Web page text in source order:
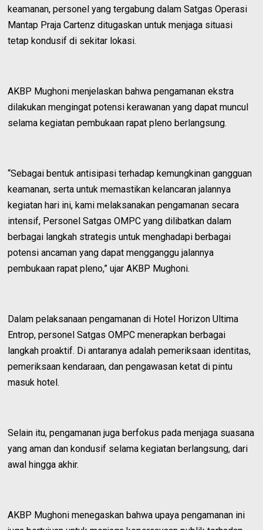
keamanan, personel yang tergabung dalam Satgas Operasi
Mantap Praja Cartenz ditugaskan untuk menjaga situasi
tetap kondusif di sekitar lokasi.
AKBP Mughoni menjelaskan bahwa pengamanan ekstra
dilakukan mengingat potensi kerawanan yang dapat muncul
selama kegiatan pembukaan rapat pleno berlangsung.
“Sebagai bentuk antisipasi terhadap kemungkinan gangguan
keamanan, serta untuk memastikan kelancaran jalannya
kegiatan hari ini, kami melaksanakan pengamanan secara
intensif, Personel Satgas OMPC yang dilibatkan dalam
berbagai langkah strategis untuk menghadapi berbagai
potensi ancaman yang dapat mengganggu jalannya
pembukaan rapat pleno,” ujar AKBP Mughoni.
Dalam pelaksanaan pengamanan di Hotel Horizon Ultima
Entrop, personel Satgas OMPC menerapkan berbagai
langkah proaktif. Di antaranya adalah pemeriksaan identitas,
pemeriksaan kendaraan, dan pengawasan ketat di pintu
masuk hotel.
Selain itu, pengamanan juga berfokus pada menjaga suasana
yang aman dan kondusif selama kegiatan berlangsung, dari
awal hingga akhir.
AKBP Mughoni menegaskan bahwa upaya pengamanan ini